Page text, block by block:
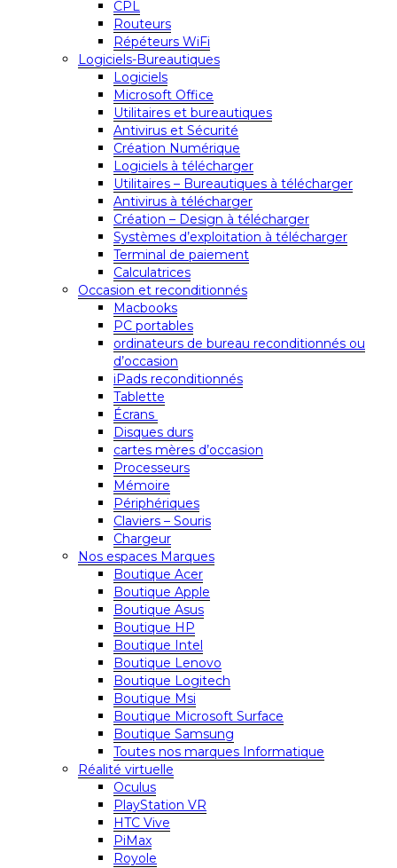
CPL
Routeurs
Répéteurs WiFi
Logiciels-Bureautiques
Logiciels
Microsoft Office
Utilitaires et bureautiques
Antivirus et Sécurité
Création Numérique
Logiciels à télécharger
Utilitaires – Bureautiques à télécharger
Antivirus à télécharger
Création – Design à télécharger
Systèmes d’exploitation à télécharger
Terminal de paiement
Calculatrices
Occasion et reconditionnés
Macbooks
PC portables
ordinateurs de bureau reconditionnés ou
d’occasion
iPads reconditionnés
Tablette
Écrans
Disques durs
cartes mères d’occasion
Processeurs
Mémoire
Périphériques
Claviers – Souris
Chargeur
Nos espaces Marques
Boutique Acer
Boutique Apple
Boutique Asus
Boutique HP
Boutique Intel
Boutique Lenovo
Boutique Logitech
Boutique Msi
Boutique Microsoft Surface
Boutique Samsung
Toutes nos marques Informatique
Réalité virtuelle
Oculus
PlayStation VR
HTC Vive
PiMax
Royole